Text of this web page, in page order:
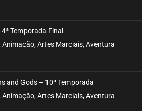
18
06, 2020
17
02, 2020
Temporada Final
Animação, Artes Marciais, Aventura
and Gods – 10ª Temporada
Animação, Artes Marciais, Aventura